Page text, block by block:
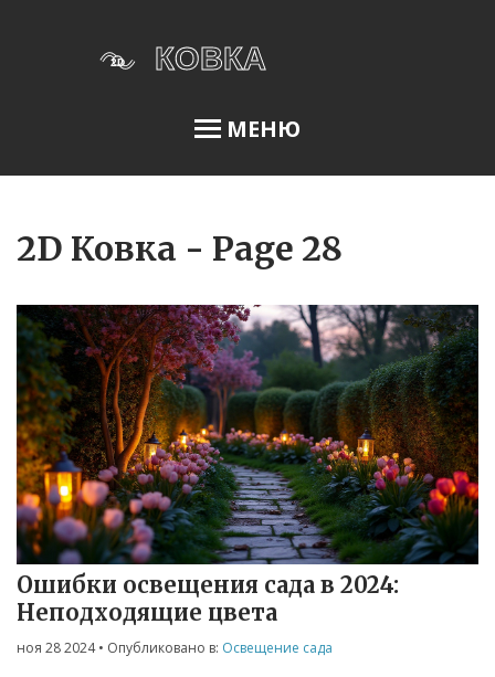
МЕНЮ
Меню
О нас
Условия использования
Политика конфиденциальности
ФЗ-152
Связаться
© 2026. Все права защищены.
2D Ковка - Page 28
Ошибки освещения сада в 2024:
Неподходящие цвета
ноя 28 2024• Опубликовано в: Освещение сада